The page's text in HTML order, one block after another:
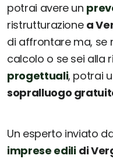
potrai avere un
ristrutturazione a
di affrontare ma, se
calcolo o se sei alla
progettuali, potrai
sopralluogo
Un esperto inviato
imprese edili di